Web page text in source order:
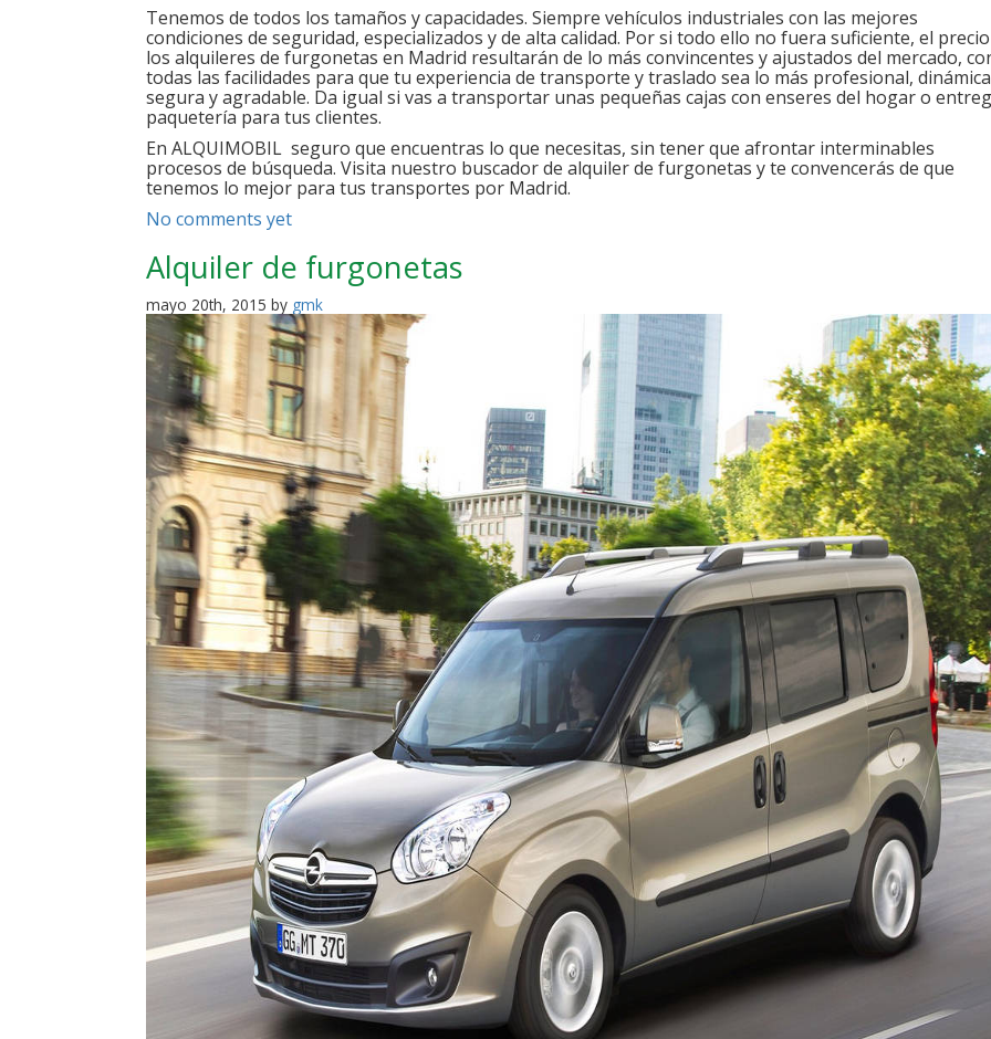
Tenemos de todos los tamaños y capacidades. Siempre vehículos industriales con las mejores
condiciones de seguridad, especializados y de alta calidad. Por si todo ello no fuera suficiente, el
los alquileres de furgonetas en Madrid resultarán de lo más convincentes y ajustados del mercado,
todas las facilidades para que tu experiencia de transporte y traslado sea lo más profesional,
segura y agradable. Da igual si vas a transportar unas pequeñas cajas con enseres del hogar o
paquetería para tus clientes.
En ALQUIMOBIL seguro que encuentras lo que necesitas, sin tener que afrontar interminables
procesos de búsqueda. Visita nuestro buscador de alquiler de furgonetas y te convencerás de que
tenemos lo mejor para tus transportes por Madrid.
No comments yet
Alquiler de furgonetas
mayo 20th, 2015 by gmk